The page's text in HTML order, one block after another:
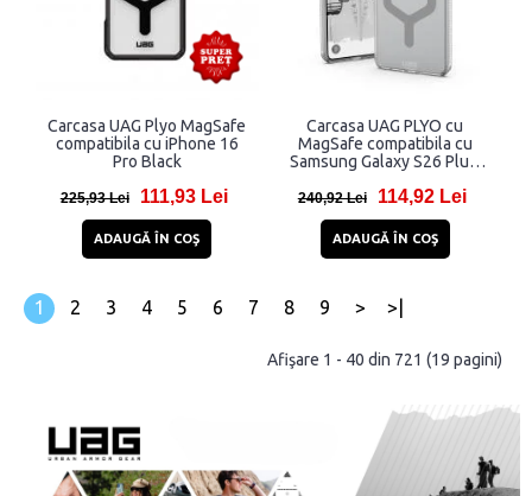
Carcasa UAG Plyo MagSafe
compatibila cu iPhone 16
Pro Black
225,93 Lei 111,93 Lei
ADAUGĂ ÎN COŞ
Carcasa UAG PLYO cu
MagSafe compatibila cu
Samsung Galaxy S26 Plus,
240,92 Lei 114,92 Lei
ADAUGĂ ÎN COŞ
1 2 3 4 5 6 7 8 9 > >|
Afişare 1 - 40 din 721 (19 pagini)